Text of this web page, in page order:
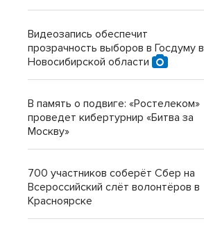
Видеозапись обеспечит
прозрачность выборов в Госдуму в
Новосибирской области
В память о подвиге: «Ростелеком»
проведет кибертурнир «Битва за
Москву»
700 участников соберёт Сбер на
Всероссийский слёт волонтёров в
Красноярске